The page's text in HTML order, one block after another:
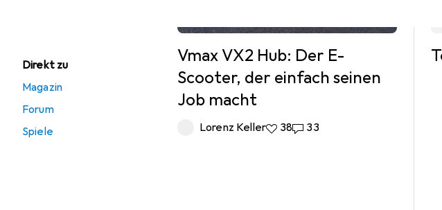
Direkt zu
Magazin
Forum
Spiele
Vmax VX2 Hub: Der E-
Scooter, der einfach seinen
Job macht
Lorenz Keller38 Likes
3833 Kommentare
33